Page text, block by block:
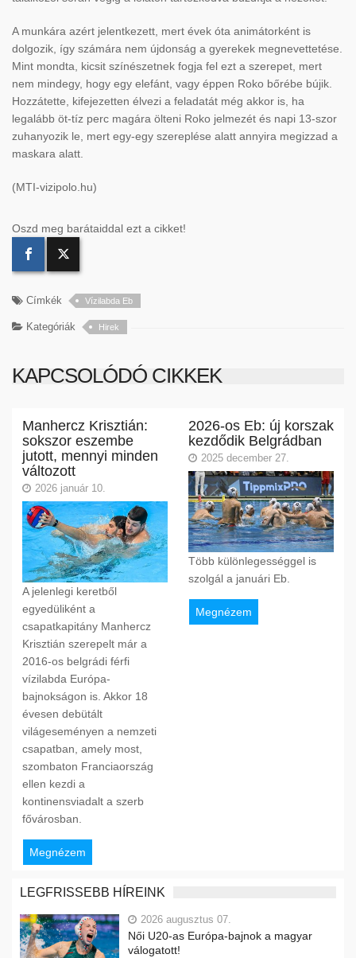
A munkára azért jelentkezett, mert évek óta animátorként is
dolgozik, így számára nem újdonság a gyerekek megnevettetése.
Mint mondta, kicsit színészetnek fogja fel ezt a szerepet, mert
nem mindegy, hogy egy elefánt, vagy éppen Roko bőrébe bújik.
Hozzátette, kifejezetten élvezi a feladatát még akkor is, ha
legalább öt-tíz perc magára ölteni Roko jelmezét és napi 13-szor
zuhanyozik le, mert egy-egy szereplése alatt annyira megizzad a
maskara alatt.
(MTI-vizipolo.hu)
Oszd meg barátaiddal ezt a cikket!
Címkék Vízilabda Eb
Kategóriák Hirek
KAPCSOLÓDÓ CIKKEK
Manhercz Krisztián:
sokszor eszembe
jutott, mennyi minden
változott
2026 január 10.
A jelenlegi keretből
egyedüliként a
csapatkapitány Manhercz
Krisztián szerepelt már a
2016-os belgrádi férfi
vízilabda Európa-
bajnokságon is. Akkor 18
évesen debütált
világeseményen a nemzeti
csapatban, amely most,
szombaton Franciaország
ellen kezdi a
kontinensviadalt a szerb
fővárosban.
Megnézem
2026-os Eb: új korszak
kezdődik Belgrádban
2025 december 27.
Több különlegességgel is
szolgál a januári Eb.
Megnézem
LEGFRISSEBB HÍREINK
2026 augusztus 07.
Női U20-as Európa-bajnok a magyar
válogatott!